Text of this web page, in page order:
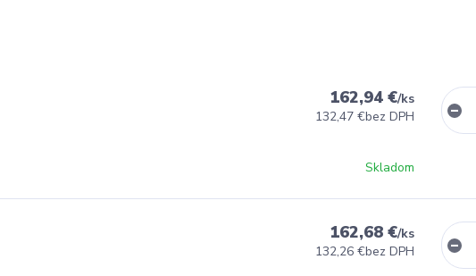
162,94 €/ks
132,47 €bez DPH
Skladom
162,68 €/ks
132,26 €bez DPH